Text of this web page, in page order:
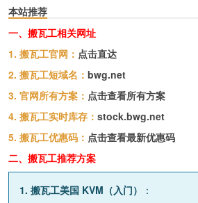
本站推荐
一、搬瓦工相关网址
1. 搬瓦工官网： 点击直达
2. 搬瓦工短域名： bwg.net
3. 官网所有方案： 点击查看所有方案
4. 搬瓦工实时库存： stock.bwg.net
5. 搬瓦工优惠码： 点击查看最新优惠码
二、搬瓦工推荐方案
1. 搬瓦工美国 KVM（入门） ：